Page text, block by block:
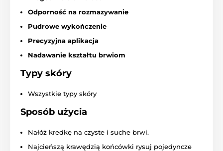
Odporność na rozmazywanie
Pudrowe wykończenie
Precyzyjna aplikacja
Nadawanie kształtu brwiom
Typy skóry
Wszystkie typy skóry
Sposób użycia
Nałóż kredkę na czyste i suche brwi.
Najcieńszą krawędzią końcówki rysuj pojedyncze